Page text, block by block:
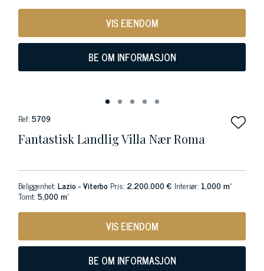
VIS EIENDOM
BE OM INFORMASJON
Ref:5709
Fantastisk Landlig Villa Nær Roma
Beliggenhet:Lazio - Viterbo Pris: 2.200.000 € Interiør: 1,000 m²
Tomt:5,000 m²
VIS EIENDOM
BE OM INFORMASJON